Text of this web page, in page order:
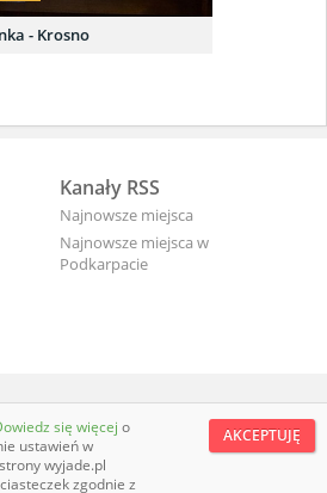
- Krosno
Kanały RSS
Najnowsze miejsca
Najnowsze miejsca w
Podkarpacie
- turystyczna Polska
AKCEPTUJĘ
się więcej o
ustawień w
wyjade.pl
zgodnie z